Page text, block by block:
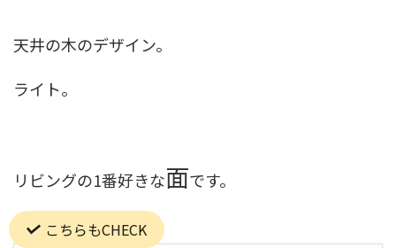
天井の木のデザイン。
ライト。
リビングの1番好きな面です。
こちらもCHECK